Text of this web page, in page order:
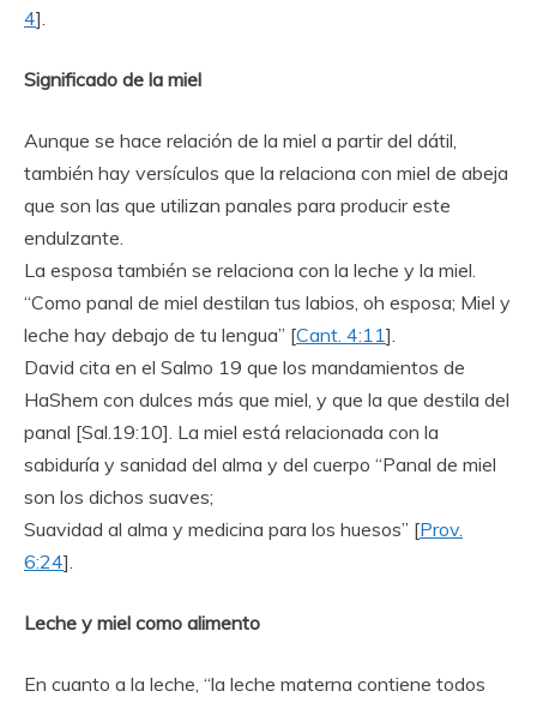
4].
Significado de la miel
Aunque se hace relación de la miel a partir del dátil,
también hay versículos que la relaciona con miel de abeja
que son las que utilizan panales para producir este
endulzante.
La esposa también se relaciona con la leche y la miel.
“Como panal de miel destilan tus labios, oh esposa; Miel y
leche hay debajo de tu lengua” [Cant. 4:11].
David cita en el Salmo 19 que los mandamientos de
HaShem con dulces más que miel, y que la que destila del
panal [Sal.19:10]. La miel está relacionada con la
sabiduría y sanidad del alma y del cuerpo “Panal de miel
son los dichos suaves;
Suavidad al alma y medicina para los huesos” [Prov.
6:24].
Leche y miel como alimento
En cuanto a la leche, “la leche materna contiene todos